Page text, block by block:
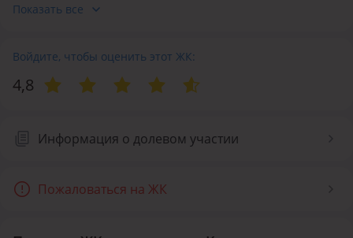
образцов жилой застройки левобережья, отличающейся
паркинга на цокольном этаже, встроенных коммерческих
помещений и непосредственной близостью к новому
административному центру Астаны. Все эти особенности
трёх-, четырёх- и пятикомнатных квартир. Высота
до 3.5 м.
Показать все
Войдите, чтобы оценить этот ЖК:
4,8
Информация о долевом участии
Пожаловаться на ЖК